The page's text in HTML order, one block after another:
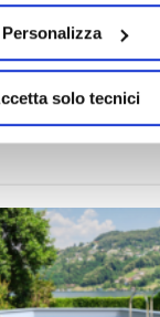
Personalizza
solo tecnici
BORA